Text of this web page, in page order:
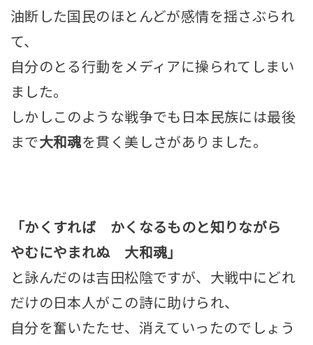
油断した国民のほとんどが感情を揺さぶられ
て、
自分のとる行動をメディアに操られてしまい
ました。
しかしこのような戦争でも日本民族には最後
まで大和魂を貫く美しさがありました。
「かくすれば かくなるものと知りながら
やむにやまれぬ 大和魂」
と詠んだのは吉田松陰ですが、大戦中にどれ
だけの日本人がこの詩に助けられ、
自分を奮いたたせ、消えていったのでしょう